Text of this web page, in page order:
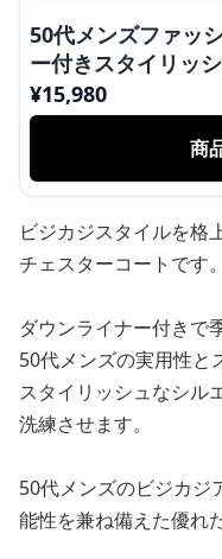
50代メンズファッ
ー付きスタイリッ
¥15,980
商
ビジカジスタイルを格
チェスターコートです。
ダウンライナー付きで
50代メンズの実用性と
スタイリッシュなシル
洗練させます。
50代メンズのビジカジ
能性を兼ね備えた優れ